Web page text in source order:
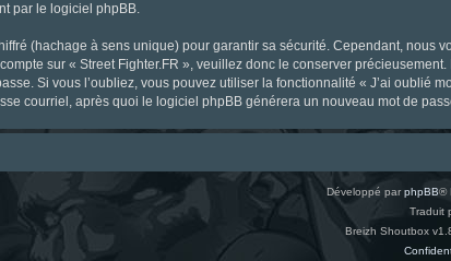
par le logiciel phpBB.
(hachage à sens unique) pour garantir sa sécurité. Cependant, nous
sur « Street Fighter.FR », veuillez donc le conserver
Si vous l’oubliez, vous pouvez utiliser la fonctionnalité « J’ai oublié
courriel, après quoi le logiciel phpBB générera un nouveau mot de
Développé parphpBB®
Traduit
Breizh Shoutbox